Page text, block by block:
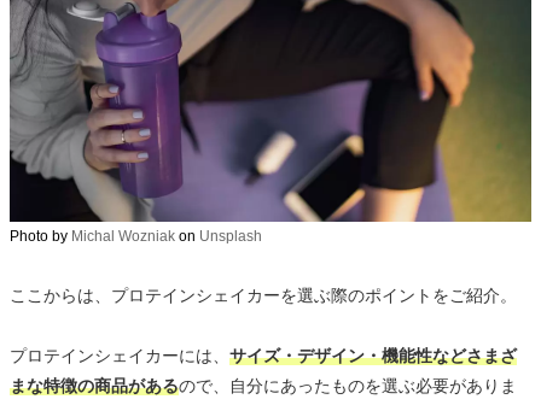
Photo by Michal Wozniak on Unsplash
ここからは、プロテインシェイカーを選ぶ際のポイントをご紹介。
プロテインシェイカーには、 サイズ・デザイン・機能性などさまざ
まな特徴の商品があるので、自分にあったものを選ぶ必要がありま